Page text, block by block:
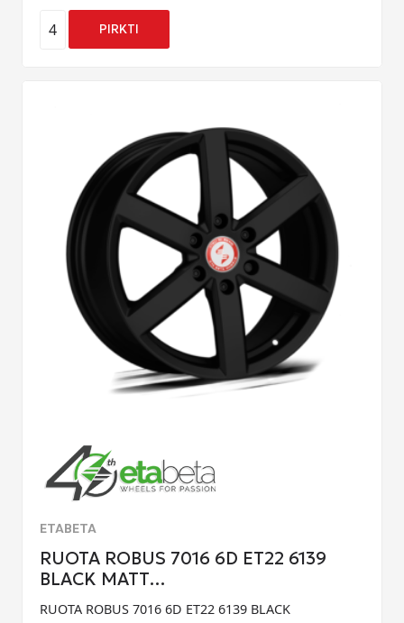
4 PIRKTI
ETABETA
RUOTA ROBUS 7016 6D ET22 6139
BLACK MATT…
RUOTA ROBUS 7016 6D ET22 6139 BLACK